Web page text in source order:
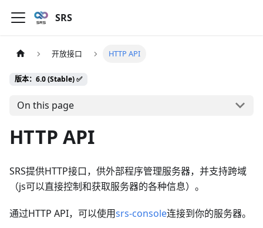
SRS
开放接口 HTTP API
版本：6.0 (Stable) ✅
On this page
HTTP API
SRS提供HTTP接口，供外部程序管理服务器，并支持跨域
（js可以直接控制和获取服务器的各种信息）。
通过HTTP API，可以使用srs-console连接到你的服务器。